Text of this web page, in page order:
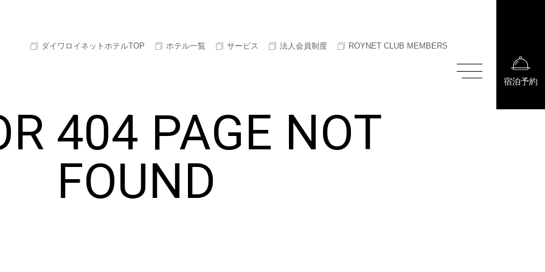
ダイワロイネットホテルTOP ホテル一覧 サービス 法人会員制度 ROYNET CLUB MEMBERS
404 PAGE NOT
FOUND
宿泊予約